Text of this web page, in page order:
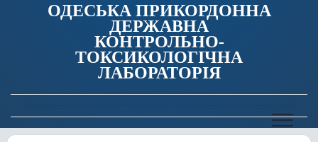
ОДЕСЬКА ПРИКОРДОННА
ДЕРЖАВНА
КОНТРОЛЬНО-
ТОКСИКОЛОГІЧНА
ЛАБОРАТОРІЯ
Skip